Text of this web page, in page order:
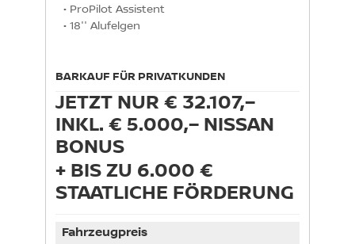
• ProPilot Assistent
• 18'' Alufelgen
BARKAUF FÜR PRIVATKUNDEN
JETZT NUR € 32.107,–
INKL. € 5.000,– NISSAN
BONUS
+ BIS ZU 6.000 €
STAATLICHE FÖRDERUNG
Fahrzeugpreis